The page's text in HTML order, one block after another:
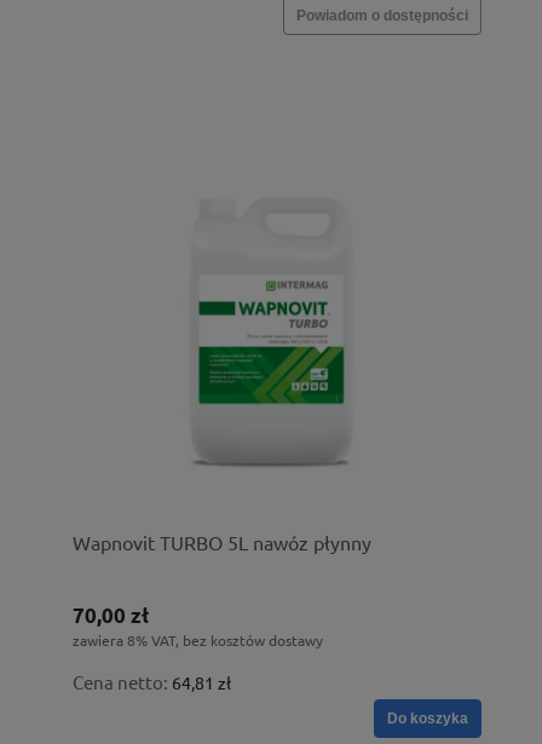
Powiadom o dostępności
Wapnovit TURBO 5L nawóz płynny
70,00 zł
zawiera 8% VAT, bez kosztów dostawy
Cena netto: 64,81 zł
Do koszyka